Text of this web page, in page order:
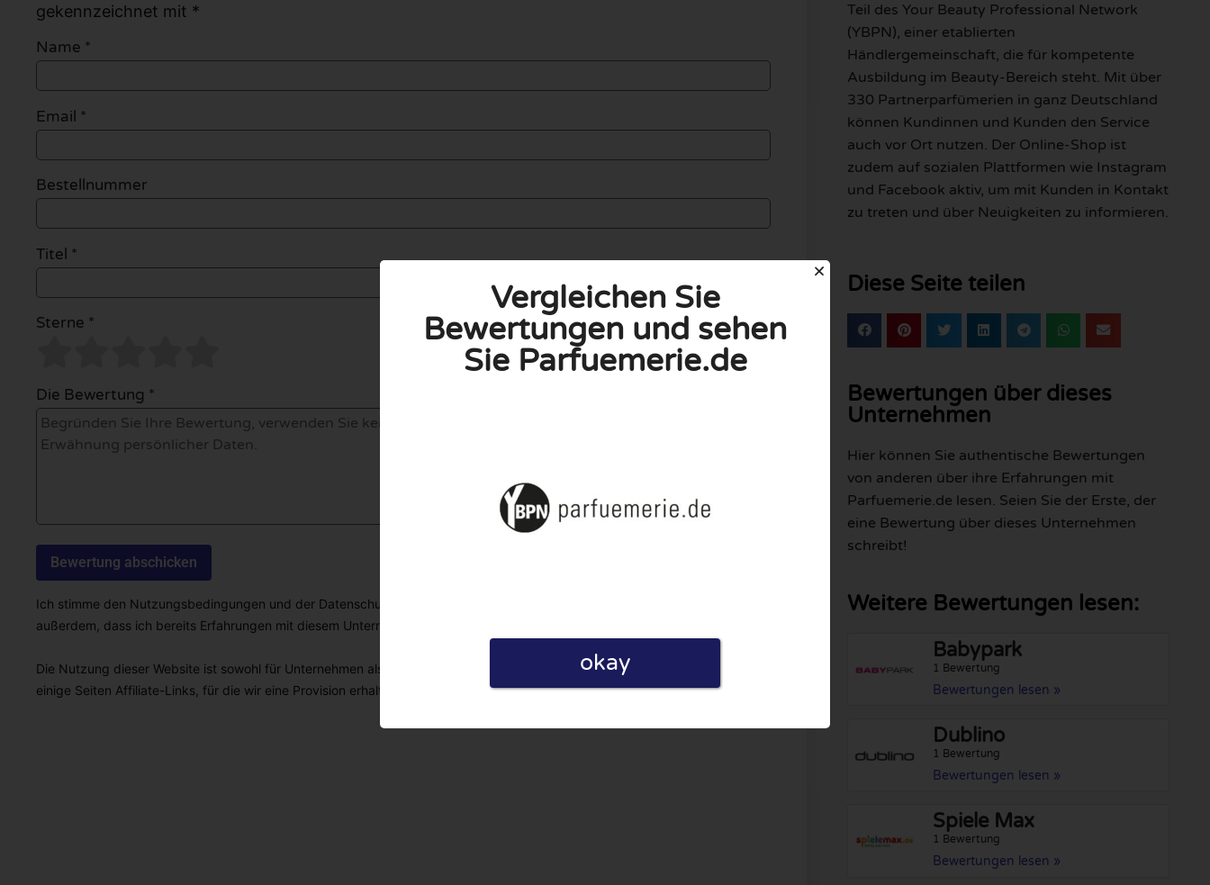
gekennzeichnet mit *
Name *
Email *
Bestellnummer
Titel *
Sterne *
Die Bewertung *
Ich stimme den Nutzungsbedingungen und der Datenschutzrichtlinie zu, indem ich diese Bewertung abgebe. Ich erkläre
außerdem, dass ich bereits Erfahrungen mit diesem Unternehmen gemacht habe.
Die Nutzung dieser Website ist sowohl für Unternehmen als auch für Nutzer völlig kostenlos. Aus diesem Grund enthalten
einige Seiten Affiliate-Links, für die wir eine Provision erhalten können.
Teil des Your Beauty Professional Network
(YBPN), einer etablierten
Händlergemeinschaft, die für kompetente
Ausbildung im Beauty-Bereich steht. Mit über
330 Partnerparfümerien in ganz Deutschland
können Kundinnen und Kunden den Service
auch vor Ort nutzen. Der Online-Shop ist
zudem auf sozialen Plattformen wie Instagram
und Facebook aktiv, um mit Kunden in Kontakt
zu treten und über Neuigkeiten zu informieren.
Diese Seite teilen
Bewertungen über dieses
Unternehmen
Hier können Sie authentische Bewertungen
von anderen über ihre Erfahrungen mit
Parfuemerie.de lesen. Seien Sie der Erste, der
eine Bewertung über dieses Unternehmen
schreibt!
Weitere Bewertungen lesen:
Babypark
1 Bewertung
Bewertungen lesen »
Dublino
1 Bewertung
Bewertungen lesen »
Spiele Max
1 Bewertung
Bewertungen lesen »
Vergleichen Sie
Bewertungen und sehen
Sie Parfuemerie.de
okay